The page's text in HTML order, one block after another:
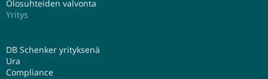
Olosuhteiden valvonta
Yritys
DB Schenker yrityksenä
Ura
Compliance